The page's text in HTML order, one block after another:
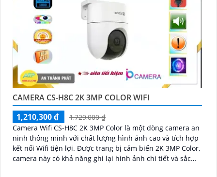
CAMERA CS-H8C 2K 3MP COLOR WIFI
1,210,300 ₫
1,729,000 ₫
Camera Wifi CS-H8C 2K 3MP Color là một dòng camera an
ninh thông minh với chất lượng hình ảnh cao và tích hợp
kết nối Wifi tiện lợi. Được trang bị cảm biến 2K 3MP Color,
camera này có khả năng ghi lại hình ảnh chi tiết và sắc